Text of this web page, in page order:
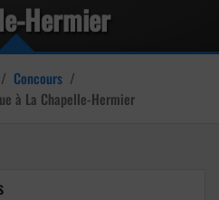
Hermier
/ Concours /
à La Chapelle-Hermier